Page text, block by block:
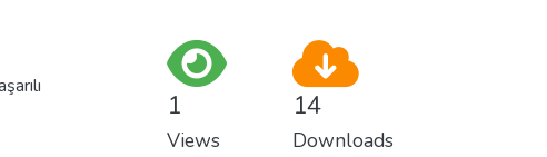
1
Views
14
Downloads